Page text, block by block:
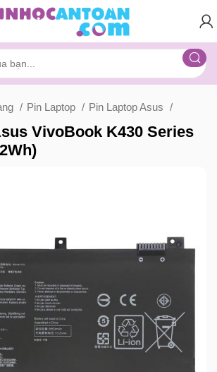
Pin Laptop Pin Laptop Asus
VivoBook K430 Series